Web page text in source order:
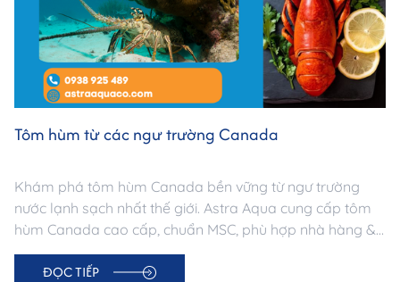
Tôm hùm từ các ngư trường Canada
Khám phá tôm hùm Canada bền vững từ ngư trường
nước lạnh sạch nhất thế giới. Astra Aqua cung cấp tôm
hùm Canada cao cấp, chuẩn MSC, phù hợp nhà hàng &
gia đình. Nguồn gốc minh bạch – Chất lượng vượt trội.
ĐỌC TIẾP